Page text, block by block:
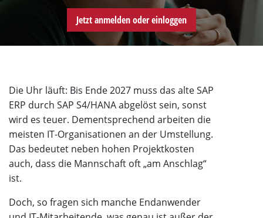
Jetzt anmelden oder einloggen
Die Uhr läuft: Bis Ende 2027 muss das alte SAP
ERP durch SAP S4/HANA abgelöst sein, sonst
wird es teuer. Dementsprechend arbeiten die
meisten IT-Organisationen an der Umstellung.
Das bedeutet neben hohen Projektkosten
auch, dass die Mannschaft oft „am Anschlag“
ist.
Doch, so fragen sich manche Endanwender